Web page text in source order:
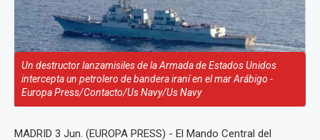
Un destructor lanzamisiles de la Armada de Estados Unidos
intercepta un petrolero de bandera iraní en el mar Arábigo -
Europa Press/Contacto/Us Navy/Us Navy
MADRID 3 Jun. (EUROPA PRESS) - El Mando Central del